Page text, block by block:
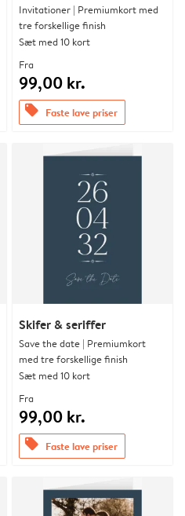
Invitationer | Premiumkort med
tre forskellige finish
Sæt med 10 kort
Fra
99,00 kr.
offers Faste lave priser
Skifer & seriffer
Save the date | Premiumkort
med tre forskellige finish
Sæt med 10 kort
Fra
99,00 kr.
offers Faste lave priser